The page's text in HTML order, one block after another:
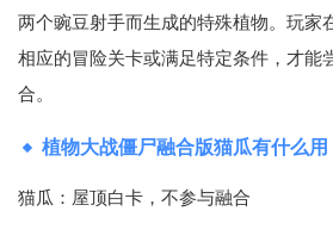
两个豌豆射手而生成的特殊植物。玩家
相应的冒险关卡或满足特定条件，才能
合。
植物大战僵尸融合版猫瓜有什么用
猫瓜：屋顶白卡，不参与融合